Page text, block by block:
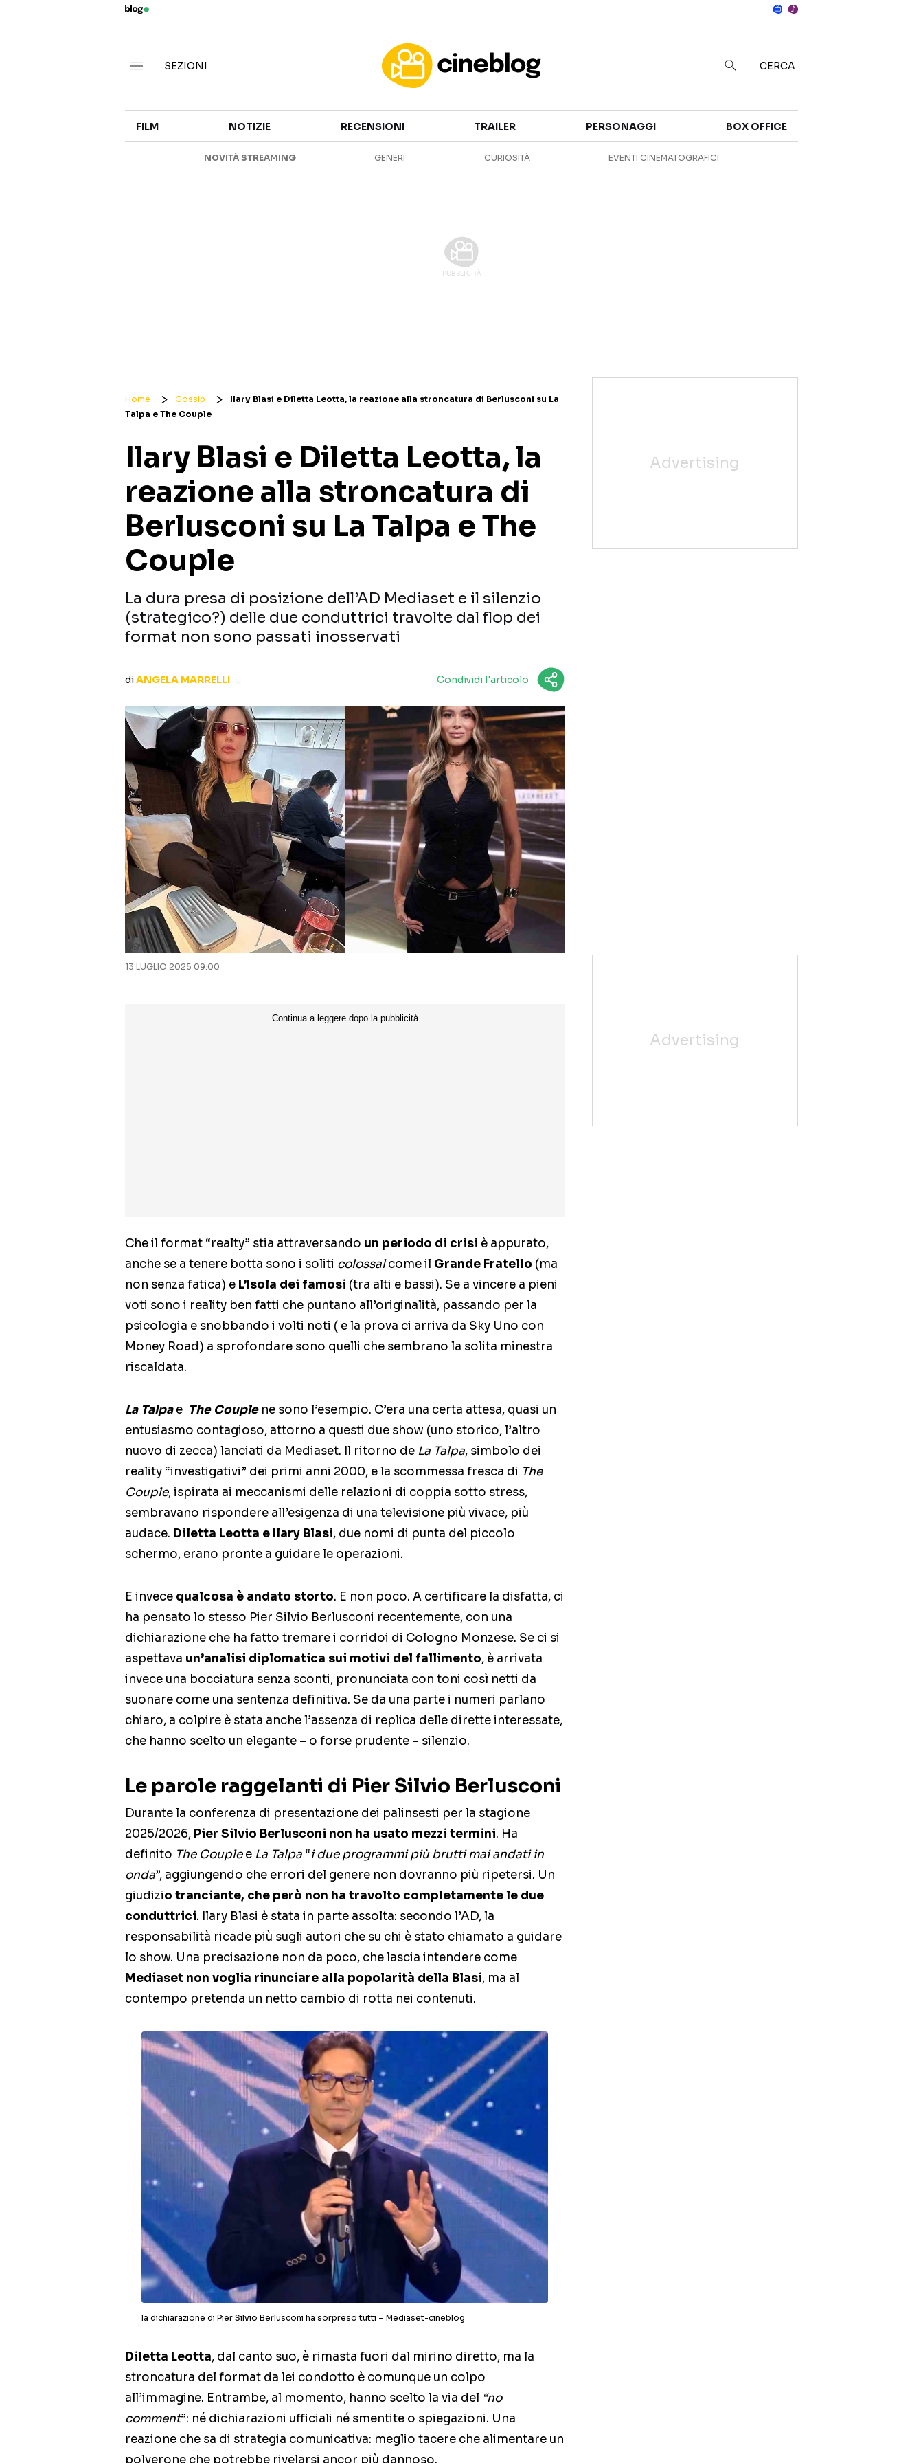
CANALI STREAMING
CURIOSITÀ
SEZIONI CERCA
FILM NOTIZIE RECENSIONI TRAILER PERSONAGGI BOX OFFICE
NOVITÀ STREAMING GENERI CURIOSITÀ EVENTI CINEMATOGRAFICI
Home Gossip
Ilary Blasi e Diletta Leotta, la reazione alla stroncatura di Berlusconi su La
Talpa e The Couple
Ilary Blasi e Diletta Leotta, la
reazione alla stroncatura di
Berlusconi su La Talpa e The
Couple
La dura presa di posizione dell’AD Mediaset e il silenzio
(strategico?) delle due conduttrici travolte dal flop dei
format non sono passati inosservati
diANGELA MARRELLI Condividi l'articolo
13 LUGLIO 2025 09:00
Che il format “realty” stia attraversando un periodo di crisi è appurato,
anche se a tenere botta sono i soliti colossalcome il Grande Fratello (ma
non senza fatica) e L’Isola dei famosi (tra alti e bassi). Se a vincere a pieni
voti sono i reality ben fatti che puntano all’originalità, passando per la
psicologia e snobbando i volti noti ( e la prova ci arriva da Sky Uno con
Money Road) a sprofondare sono quelli che sembrano la solita minestra
riscaldata.
La Talpae The Couplene sono l’esempio. C’era una certa attesa, quasi un
entusiasmo contagioso, attorno a questi due show (uno storico, l’altro
nuovo di zecca) lanciati da Mediaset. Il ritorno de La Talpa, simbolo dei
reality “investigativi” dei primi anni 2000, e la scommessa fresca di The
Couple, ispirata ai meccanismi delle relazioni di coppia sotto stress,
sembravano rispondere all’esigenza di una televisione più vivace, più
audace. Diletta Leotta e Ilary Blasi, due nomi di punta del piccolo
schermo, erano pronte a guidare le operazioni.
E invece qualcosa è andato storto. E non poco. A certificare la disfatta, ci
ha pensato lo stesso Pier Silvio Berlusconi recentemente, con una
dichiarazione che ha fatto tremare i corridoi di Cologno Monzese. Se ci si
aspettava un’analisi diplomatica sui motivi del fallimento, è arrivata
invece una bocciatura senza sconti, pronunciata con toni così netti da
suonare come una sentenza definitiva. Se da una parte i numeri parlano
chiaro, a colpire è stata anche l’assenza di replica delle dirette interessate,
che hanno scelto un elegante – o forse prudente – silenzio.
Le parole raggelanti di Pier Silvio Berlusconi
Durante la conferenza di presentazione dei palinsesti per la stagione
2025/2026, Pier Silvio Berlusconi non ha usato mezzi termini. Ha
definito The Couplee La Talpa “i due programmi più brutti mai andati in
onda”, aggiungendo che errori del genere non dovranno più ripetersi. Un
giudizio tranciante, che però non ha travolto completamente le due
conduttrici. Ilary Blasi è stata in parte assolta: secondo l’AD, la
responsabilità ricade più sugli autori che su chi è stato chiamato a guidare
lo show. Una precisazione non da poco, che lascia intendere come
Mediaset non voglia rinunciare alla popolarità della Blasi, ma al
contempo pretenda un netto cambio di rotta nei contenuti.
la dichiarazione di Pier Silvio Berlusconi ha sorpreso tutti – Mediaset-cineblog
Diletta Leotta, dal canto suo, è rimasta fuori dal mirino diretto, ma la
stroncatura del format da lei condotto è comunque un colpo
all’immagine. Entrambe, al momento, hanno scelto la via del “no
comment”: né dichiarazioni ufficiali né smentite o spiegazioni. Una
reazione che sa di strategia comunicativa: meglio tacere che alimentare un
polverone che potrebbe rivelarsi ancor più dannoso.